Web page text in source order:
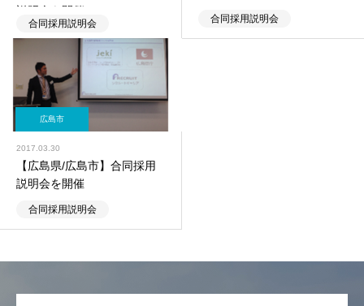
説明会を開催
合同採用説明会 合同採用説明会
広島市
2017.03.30
【広島県/広島市】合同採用
説明会を開催
合同採用説明会